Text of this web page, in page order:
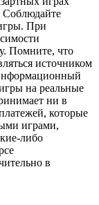
Соблюдайте
При
Помните, что
источником
на реальные
ни в
которые
играми,
либо
в